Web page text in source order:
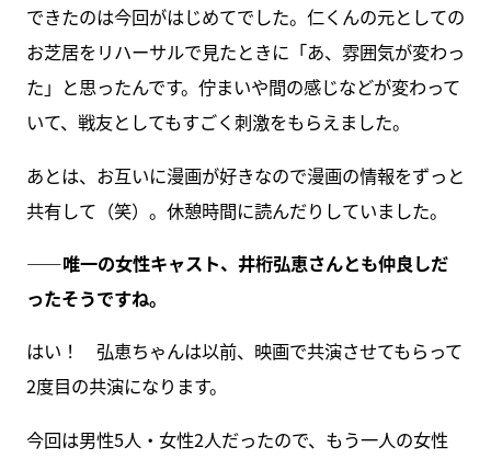
できたのは今回がはじめてでした。仁くんの元としての
お芝居をリハーサルで見たときに「あ、雰囲気が変わっ
た」と思ったんです。佇まいや間の感じなどが変わって
いて、戦友としてもすごく刺激をもらえました。
あとは、お互いに漫画が好きなので漫画の情報をずっと
共有して（笑）。休憩時間に読んだりしていました。
――唯一の女性キャスト、井桁弘恵さんとも仲良しだ
ったそうですね。
はい！ 弘恵ちゃんは以前、映画で共演させてもらって
2度目の共演になります。
今回は男性5人・女性2人だったので、もう一人の女性